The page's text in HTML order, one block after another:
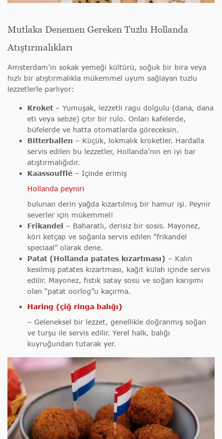
Mutlaka Denemen Gereken Tuzlu Hollanda
Atıştırmalıkları
Amsterdam’ın sokak yemeği kültürü, soğuk bir bira veya
hızlı bir atıştırmalıkla mükemmel uyum sağlayan tuzlu
lezzetlerle parlıyor:
Kroket – Yumuşak, lezzetli ragu dolgulu (dana, dana
eti veya sebze) çıtır bir rulo. Onları kafelerde,
büfelerde ve hatta otomatlarda göreceksin.
Bitterballen – Küçük, lokmalık kroketler. Hardalla
servis edilen bu lezzetler, Hollanda’nın en iyi bar
atıştırmalığıdır.
Kaassoufflé – İçinde erimiş
Hollanda peyniri
bulunan derin yağda kızartılmış bir hamur işi. Peynir
severler için mükemmel!
Frikandel – Baharatlı, derisiz bir sosis. Mayonez,
köri ketçap ve soğanla servis edilen “frikandel
speciaal” olarak dene.
Patat (Hollanda patates kızartması) – Kalın
kesilmiş patates kızartması, kağıt külah içinde servis
edilir. Mayonez, fıstık satay sosu ve soğan karışımı
olan “patat oorlog”u kaçırma.
Haring (çiğ ringa balığı)
– Geleneksel bir lezzet, genellikle doğranmış soğan
ve turşu ile servis edilir. Yerel halk, balığı
kuyruğundan tutarak yer.